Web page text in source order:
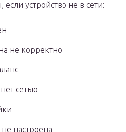
устройство не в сети:
не корректно
сетью
не настроена